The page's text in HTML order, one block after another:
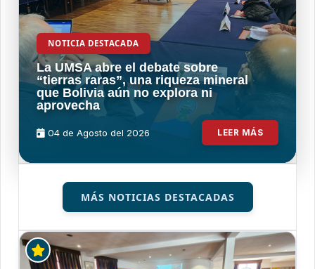
NOTICIA DESTACADA
La UMSA abre el debate sobre
“tierras raras”, una riqueza mineral
que Bolivia aún no explora ni
aprovecha
04 de Agosto del 2026 LEER MÁS
MÁS NOTICIAS DESTACADAS